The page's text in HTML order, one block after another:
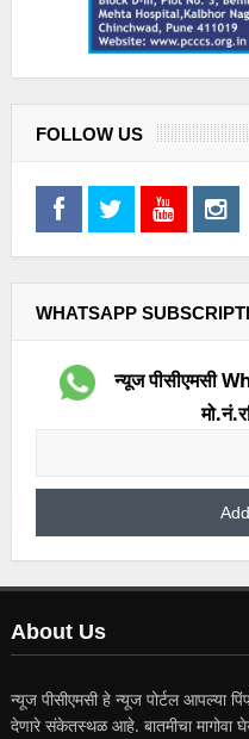
FOLLOW US
WHATSAPP
न्यूज पीसीएमसी
About Us
न्यूज पीसीएमसी हे न्यूज पोर्टल आपल्या
देणारे संकेतस्थळ आहे. बातमीचा मागोवा